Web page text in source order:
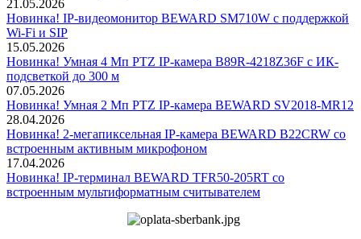
21.05.2026
Новинка! IP-видеомонитор BEWARD SM710W с поддержкой
Wi-Fi и SIP
15.05.2026
Новинка! Умная 4 Мп PTZ IP-камера B89R-4218Z36F с ИК-
подсветкой до 300 м
07.05.2026
Новинка! Умная 2 Мп PTZ IP-камера BEWARD SV2018-MR12
28.04.2026
Новинка! 2-мегапиксельная IP-камера BEWARD B22CRW со
встроенным активным микрофоном
17.04.2026
Новинка! IP-терминал BEWARD TFR50-205RT со
встроенным мультиформатным считывателем